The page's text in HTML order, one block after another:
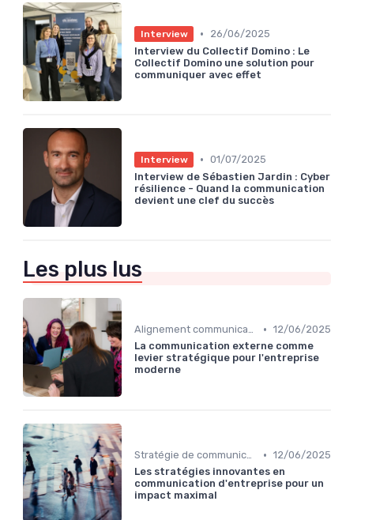
Interview •
26/06/2025
Interview du Collectif Domino : Le
Collectif Domino une solution pour
communiquer avec effet
Interview • 01/07/2025
Interview de Sébastien Jardin : Cyber
résilience - Quand la communication
devient une clef du succès
Les plus lus
Alignement communication & stratégie business • 12/06/2025
La communication externe comme
levier stratégique pour l'entreprise
moderne
Stratégie de communication d’entreprise • 12/06/2025
Les stratégies innovantes en
communication d'entreprise pour un
impact maximal